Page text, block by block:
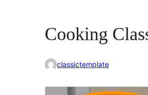
Cooking
classictemplate